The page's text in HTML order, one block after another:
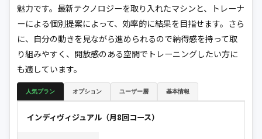
魅力です。最新テクノロジーを取り入れたマシンと、トレーナ
ーによる個別提案によって、効率的に結果を目指せます。さら
に、自分の動きを見ながら進められるので納得感を持って取
り組みやすく、開放感のある空間でトレーニングしたい方に
も適しています。
人気プラン オプション ユーザー層 基本情報
インディヴィジュアル（月8回コース）